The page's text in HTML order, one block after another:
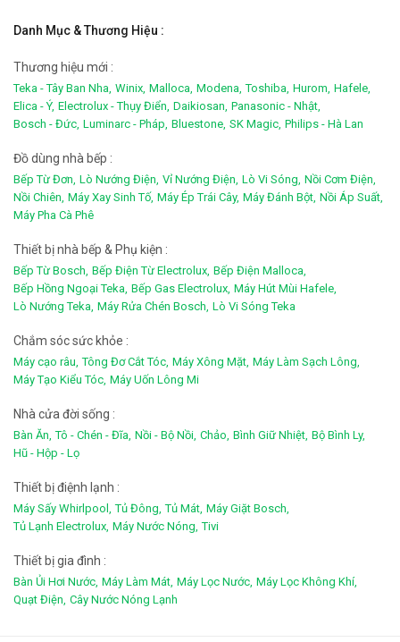
Danh Mục & Thương Hiệu :
Thương hiệu mới :
Teka - Tây Ban Nha, Winix, Malloca, Modena, Toshiba, Hurom, Hafele,
Elica - Ý, Electrolux - Thụy Điển, Daikiosan, Panasonic - Nhật,
Bosch - Đức, Luminarc - Pháp, Bluestone, SK Magic, Philips - Hà Lan
Đồ dùng nhà bếp :
Bếp Từ Đơn, Lò Nướng Điện, Vỉ Nướng Điện, Lò Vi Sóng, Nồi Cơm Điện,
Nồi Chiên, Máy Xay Sinh Tố, Máy Ép Trái Cây, Máy Đánh Bột, Nồi Áp Suất,
Máy Pha Cà Phê
Thiết bị nhà bếp & Phụ kiện :
Bếp Từ Bosch, Bếp Điện Từ Electrolux, Bếp Điện Malloca,
Bếp Hồng Ngoại Teka, Bếp Gas Electrolux, Máy Hút Mùi Hafele,
Lò Nướng Teka, Máy Rửa Chén Bosch, Lò Vi Sóng Teka
Chắm sóc sức khỏe :
Máy cạo râu, Tông Đơ Cắt Tóc, Máy Xông Mặt, Máy Làm Sạch Lông,
Máy Tạo Kiểu Tóc, Máy Uốn Lông Mi
Nhà cửa đời sống :
Bàn Ăn, Tô - Chén - Đĩa, Nồi - Bộ Nồi, Chảo, Bình Giữ Nhiệt, Bộ Bình Ly,
Hũ - Hộp - Lọ
Thiết bị điệnh lạnh :
Máy Sấy Whirlpool, Tủ Đông, Tủ Mát, Máy Giặt Bosch,
Tủ Lạnh Electrolux, Máy Nước Nóng, Tivi
Thiết bị gia đình :
Bàn Ủi Hơi Nước, Máy Làm Mát, Máy Lọc Nước, Máy Lọc Không Khí,
Quạt Điện, Cây Nước Nóng Lạnh